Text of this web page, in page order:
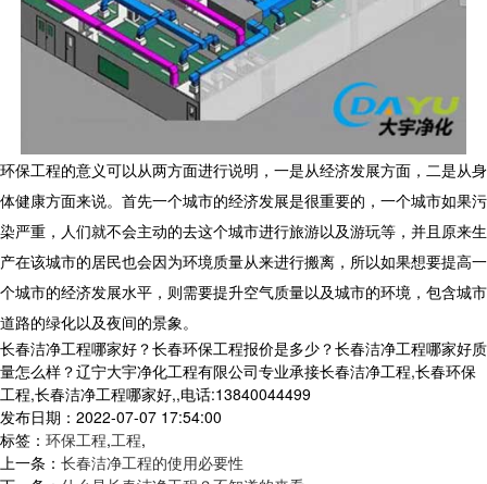
环保工程的意义可以从两方面进行说明，一是从经济发展方面，二是从身
体健康方面来说。首先一个城市的经济发展是很重要的，一个城市如果污
染严重，人们就不会主动的去这个城市进行旅游以及游玩等，并且原来生
产在该城市的居民也会因为环境质量从来进行搬离，所以如果想要提高一
个城市的经济发展水平，则需要提升空气质量以及城市的环境，包含城市
道路的绿化以及夜间的景象。
长春洁净工程哪家好？长春环保工程报价是多少？长春洁净工程哪家好质
量怎么样？辽宁大宇净化工程有限公司专业承接长春洁净工程,长春环保
工程,长春洁净工程哪家好,,电话:13840044499
发布日期：2022-07-07 17:54:00
标签： 环保工程,工程,
上一条： 长春洁净工程的使用必要性